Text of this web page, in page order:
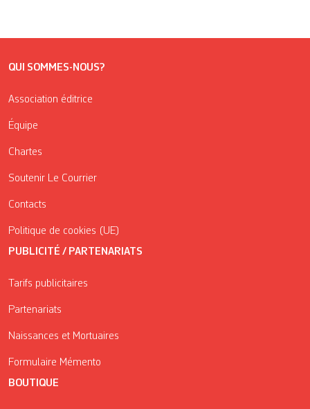
QUI SOMMES-NOUS?
Association éditrice
Équipe
Chartes
Soutenir Le Courrier
Contacts
Politique de cookies (UE)
PUBLICITÉ / PARTENARIATS
Tarifs publicitaires
Partenariats
Naissances et Mortuaires
Formulaire Mémento
BOUTIQUE